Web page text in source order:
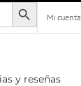
Mi cuenta
y reseñas